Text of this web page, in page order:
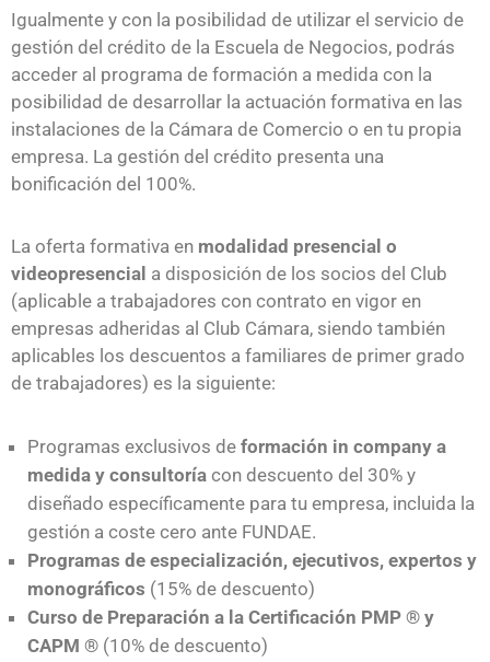
Igualmente y con la posibilidad de utilizar el servicio de
gestión del crédito de la Escuela de Negocios, podrás
acceder al programa de formación a medida con la
posibilidad de desarrollar la actuación formativa en las
instalaciones de la Cámara de Comercio o en tu propia
empresa. La gestión del crédito presenta una
bonificación del 100%.
La oferta formativa en modalidad presencial o
videopresencial a disposición de los socios del Club
(aplicable a trabajadores con contrato en vigor en
empresas adheridas al Club Cámara, siendo también
aplicables los descuentos a familiares de primer grado
de trabajadores) es la siguiente:
Programas exclusivos de formación in company a
medida y consultoría con descuento del 30% y
diseñado específicamente para tu empresa, incluida la
gestión a coste cero ante FUNDAE.
Programas de especialización, ejecutivos, expertos y
monográficos (15% de descuento)
Curso de Preparación a la Certificación PMP ® y
CAPM ® (10% de descuento)